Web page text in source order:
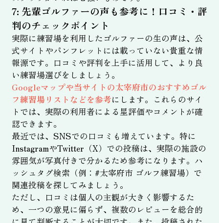
7: 先輩ゴルファーの声も参考に！口コミ・評
判のチェックポイント
実際に練習場を利用したゴルファーの生の声は、公
式サイトやパンフレットには載っていない貴重な情
報源です。口コミや評判を上手に活用して、より良
い練習場選びをしましょう。
Googleマップや当サイトの太宰府市のおすすめゴル
フ練習場リストなどを参考にします。これらのサイ
トでは、実際の利用者による星評価やコメントが確
認できます。
最近では、SNSでの口コミも増えています。特に
InstagramやTwitter（X）での投稿は、実際の施設の
雰囲気が写真付きで分かるため参考になります。ハ
ッシュタグ検索（例：#太宰府市 ゴルフ練習場）で
関連投稿を探してみましょう。
ただし、口コミは個人の主観が大きく影響するた
め、一つの意見に偏らず、複数のレビューを総合的